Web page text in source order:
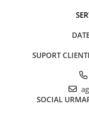
Sape/ Cazmale/ Lopeti
Surubelnite
SUPORT CLIENTI
SOCIAL